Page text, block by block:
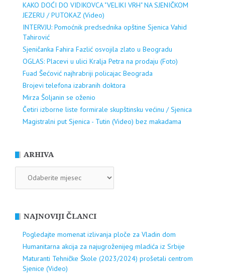
KAKO DOĆI DO VIDIKOVCA "VELIKI VRH" NA SJENIČKOM
JEZERU / PUTOKAZ (Video)
INTERVJU: Pomoćnik predsednika opštine Sjenica Vahid
Tahirović
Sjeničanka Fahira Fazlić osvojila zlato u Beogradu
OGLAS: Placevi u ulici Kralja Petra na prodaju (Foto)
Fuad Šećović najhrabriji policajac Beograda
Brojevi telefona izabranih doktora
Mirza Šoljanin se oženio
Četiri izborne liste formirale skupštinsku većinu / Sjenica
Magistralni put Sjenica - Tutin (Video) bez makadama
ARHIVA
NAJNOVIJI ČLANCI
Pogledajte momenat izlivanja ploče za Vladin dom
Humanitarna akcija za najugroženijeg mladića iz Srbije
Maturanti Tehničke Škole (2023/2024) prošetali centrom
Sjenice (Video)